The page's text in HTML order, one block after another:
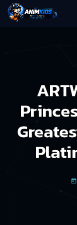
today